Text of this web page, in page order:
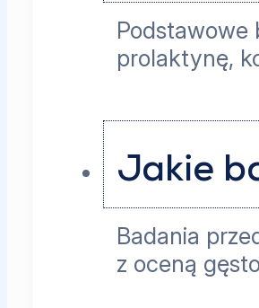
Podstawowe
prolaktynę,
Jakie
Badania
z oceną